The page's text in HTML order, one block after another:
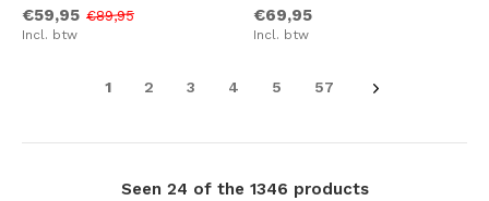
€59,95 €89,95
Incl. btw
€69,95
Incl. btw
1 2 3 4 5 57
Seen 24 of the 1346 products